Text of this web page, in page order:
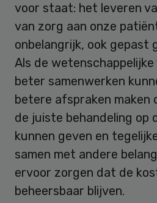
voor staat: het leveren
van zorg aan onze
onbelangrijk, ook gepast
Als de
beter samenwerken
betere afspraken maken
de juiste behandeling op
kunnen geven en
samen met andere
ervoor zorgen dat de
beheersbaar blijven.